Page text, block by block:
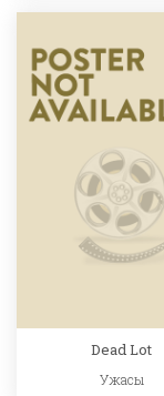
Dead Lot
Ужасы